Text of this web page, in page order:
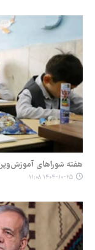
هفته شوراهای
۱۴۰۴-۱۰-۲۵ ۱۱:۰۸